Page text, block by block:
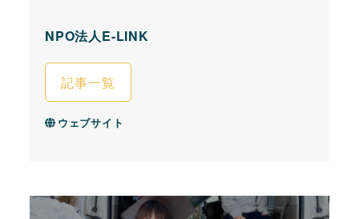
NPO法人E-LINK
記事一覧
ウェブサイト